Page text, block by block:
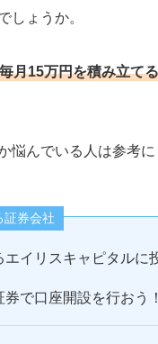
しょうか。
月15万円を積み立て
悩んでいる人は参考に
証券会社
イリスキャピタルに
で口座開設を行おう！